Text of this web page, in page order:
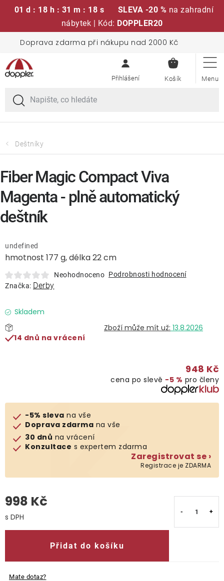
01 d : 18 h : 31 m : 18 s SLEVA -20 % na zahradní
nábytek | Kód: DOPPLER20
obsah
Doprava zdarma při nákupu nad 2000 Kč
KOŠÍK
Sedací soupravy
Slunečníky
Křesla a židle
Lavice a houpačky
Doplňky
Deštníky
Klub výhod
Naše katalogy
Deštníky
hmotnost 177 g, délka 22 cm
undefined
Neohodnoceno Podrobnosti hodnocení
Značka: Derby
Skladem
13.8.2026
14 dnů na vrácení
948 Kč
cena po slevě −5 % pro členy
-5% sleva na vše
Doprava zdarma na vše
30 dnů na vrácení
Konzultace s expertem zdarma
Zaregistrovat se ›
Registrace je ZDARMA
998 Kč
Přidat do košíku
Mate dotaz?
Fiber Magic Compact Viva
Magenta - plně automatický
deštník